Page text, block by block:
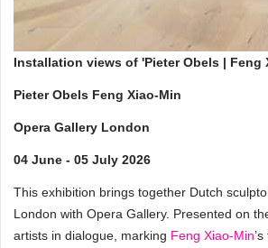
Installation views of 'Pieter Obels | Feng
Pieter Obels Feng Xiao-Min
Opera Gallery London
04 June - 05 July 2026
This exhibition brings together Dutch
London with Opera Gallery. Presented on
artists in dialogue, marking Feng Xiao-Min